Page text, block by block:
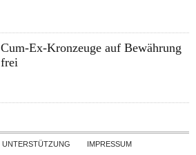
Cum-Ex-Kronzeuge auf Bewährung
frei
Skip to content
UNTERSTÜTZUNG IMPRESSUM